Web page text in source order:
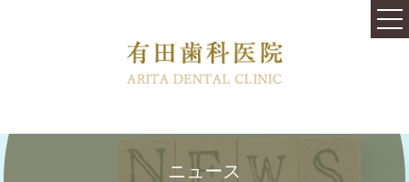
ニュース